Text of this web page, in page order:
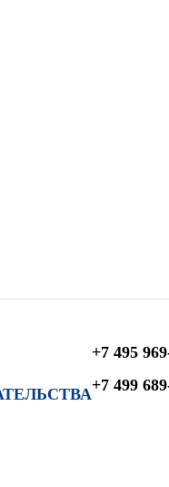
+7 495
+7 499